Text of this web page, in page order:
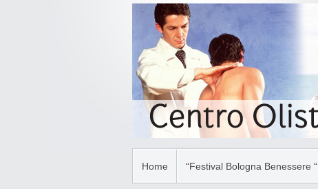
Home “Festival Bologna Benessere “